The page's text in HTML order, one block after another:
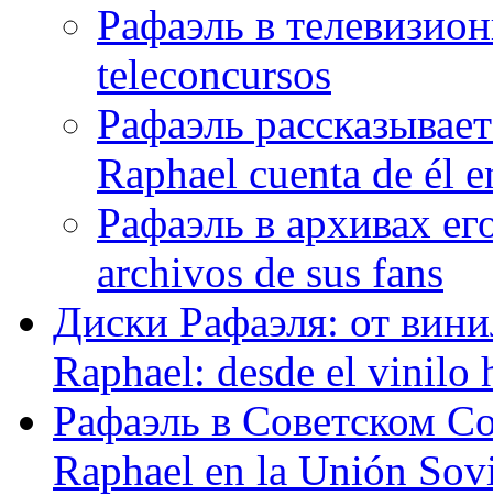
Рафаэль в
teleconcursos
Рафаэль
Raphael cuenta de él
Рафаэль в архивах
archivos de sus fans
Диски Рафаэля: от
Raphael: desde el vinilo
Рафаэль в Советском
Raphael en la Unión